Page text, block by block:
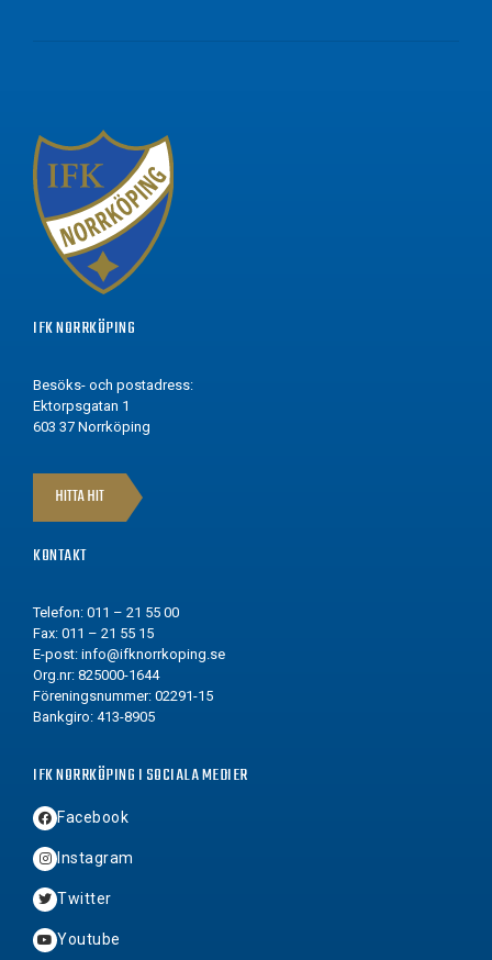
IFK NORRKÖPING
Besöks- och postadress:
Ektorpsgatan 1
603 37 Norrköping
HITTA HIT
KONTAKT
Telefon: 011 – 21 55 00
Fax: 011 – 21 55 15
E-post: info@ifknorrkoping.se
Org.nr: 825000-1644
Föreningsnummer: 02291-15
Bankgiro: 413-8905
IFK NORRKÖPING I SOCIALA MEDIER
Facebook
Instagram
Twitter
Youtube